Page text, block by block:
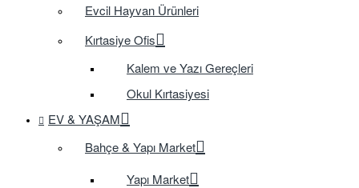
Evcil Hayvan Ürünleri
Kırtasiye Ofis
Kalem ve Yazı Gereçleri
Okul Kırtasiyesi
EV & YAŞAM
Bahçe & Yapı Market
Yapı Market